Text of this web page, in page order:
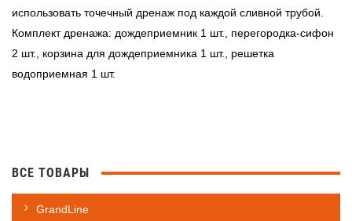
использовать точечный дренаж под каждой сливной трубой.
Комплект дренажа: дождеприемник 1 шт., перегородка-сифон
2 шт., корзина для дождеприемника 1 шт., решетка
водоприемная 1 шт.
ВСЕ ТОВАРЫ
GrandLine